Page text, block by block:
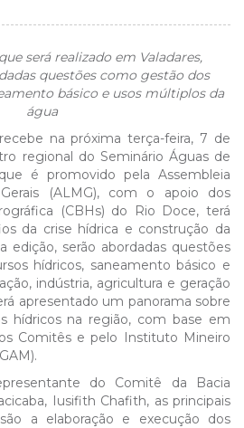
será realizado em Valadares,
questões como gestão dos
básico e usos múltiplos da
água
na próxima terça-feira, 7 de
regional do Seminário Águas de
é promovido pela Assembleia
(ALMG), com o apoio dos
(CBHs) do Rio Doce, terá
da crise hídrica e construção da
edição, serão abordadas questões
hídricos, saneamento básico e
indústria, agricultura e geração
apresentado um panorama sobre
hídricos na região, com base em
Comitês e pelo Instituto Mineiro
do Comitê da Bacia
Iusifith Chafith, as principais
a elaboração e execução dos